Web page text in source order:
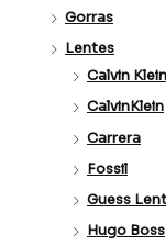
Gorras
Lentes
Calvin Klein
CalvinKlein
Carrera
Fossil
Guess
Hugo Boss